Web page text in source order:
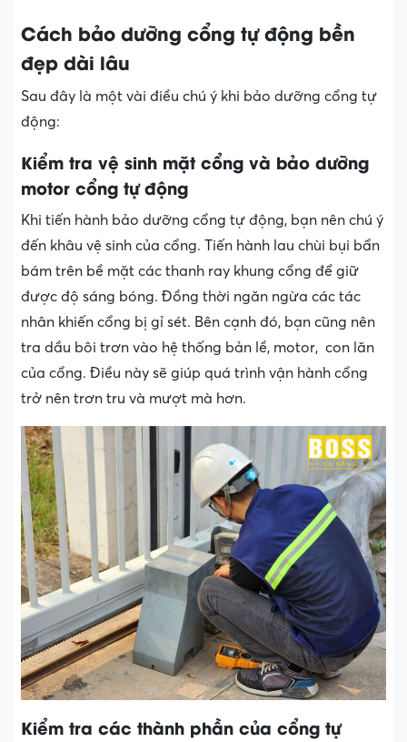
Cách bảo dưỡng cổng tự động bền
đẹp dài lâu
Sau đây là một vài điều chú ý khi bảo dưỡng cổng tự
động:
Kiểm tra vệ sinh mặt cổng và bảo dưỡng
motor cổng tự động
Khi tiến hành bảo dưỡng cổng tự động, bạn nên chú ý
đến khâu vệ sinh của cổng. Tiến hành lau chùi bụi bẩn
bám trên bề mặt các thanh ray khung cổng để giữ
được độ sáng bóng. Đồng thời ngăn ngừa các tác
nhân khiến cổng bị gỉ sét. Bên cạnh đó, bạn cũng nên
tra dầu bôi trơn vào hệ thống bản lề, motor, con lăn
của cổng. Điều này sẽ giúp quá trình vận hành cổng
trở nên trơn tru và mượt mà hơn.
Kiểm tra các thành phần của cổng tự